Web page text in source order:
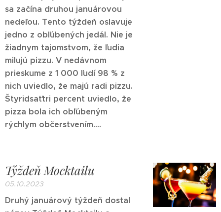
sa začína druhou januárovou
nedeľou. Tento týždeň oslavuje
jedno z obľúbených jedál. Nie je
žiadnym tajomstvom, že ľudia
milujú pizzu. V nedávnom
prieskume z 1 000 ľudí 98 % z
nich uviedlo, že majú radi pizzu.
Štyridsaťtri percent uviedlo, že
pizza bola ich obľúbeným
rýchlym občerstvením....
Týždeň Mocktailu
05.10.2023
Druhý januárový týždeň dostal